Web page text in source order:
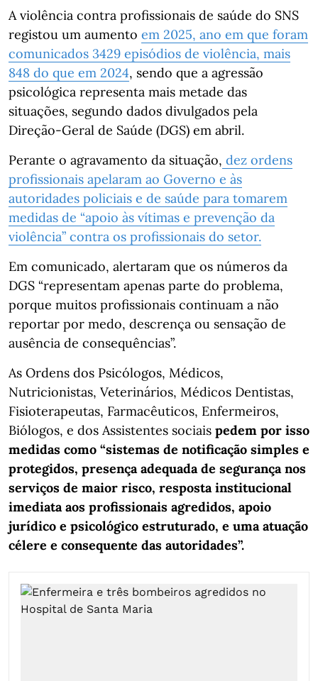
A violência contra profissionais de saúde do SNS
registou um aumento em 2025, ano em que foram
comunicados 3429 episódios de violência, mais
848 do que em 2024, sendo que a agressão
psicológica representa mais metade das
situações, segundo dados divulgados pela
Direção-Geral de Saúde (DGS) em abril.
Perante o agravamento da situação, dez ordens
profissionais apelaram ao Governo e às
autoridades policiais e de saúde para tomarem
medidas de “apoio às vítimas e prevenção da
violência” contra os profissionais do setor.
Em comunicado, alertaram que os números da
DGS “representam apenas parte do problema,
porque muitos profissionais continuam a não
reportar por medo, descrença ou sensação de
ausência de consequências”.
As Ordens dos Psicólogos, Médicos,
Nutricionistas, Veterinários, Médicos Dentistas,
Fisioterapeutas, Farmacêuticos, Enfermeiros,
Biólogos, e dos Assistentes sociais pedem por isso
medidas como “sistemas de notificação simples e
protegidos, presença adequada de segurança nos
serviços de maior risco, resposta institucional
imediata aos profissionais agredidos, apoio
jurídico e psicológico estruturado, e uma atuação
célere e consequente das autoridades”.